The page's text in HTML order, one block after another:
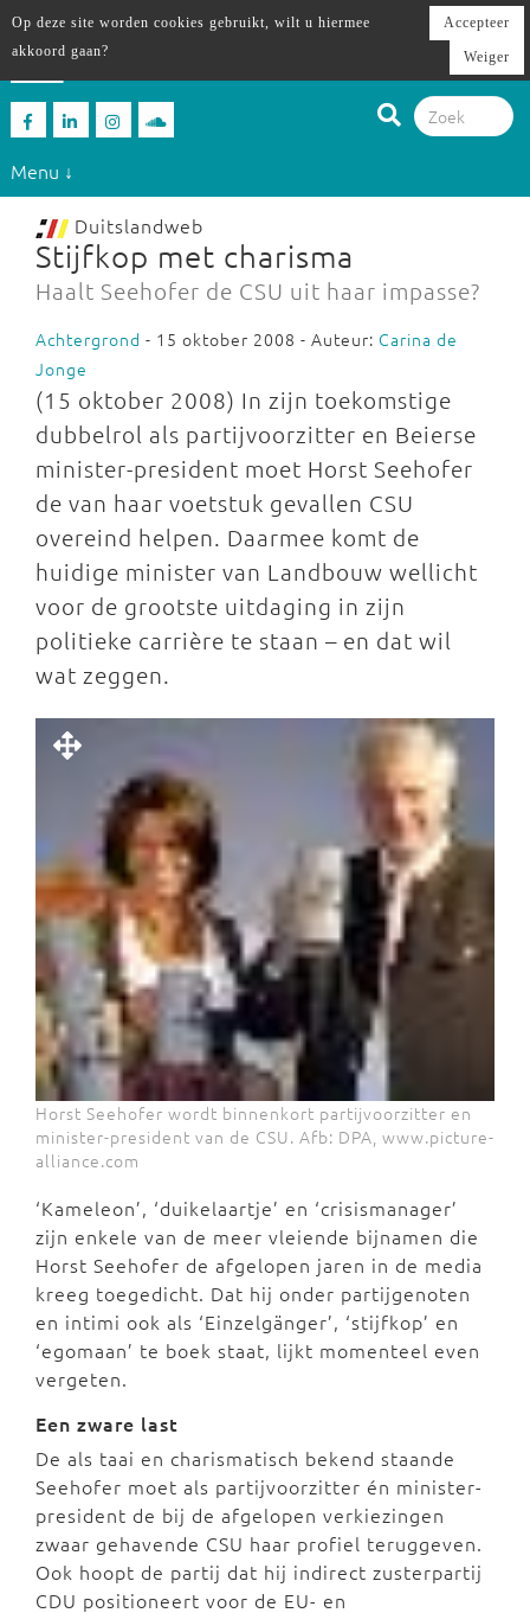
Menu ↓
Duitslandweb
Stijfkop met charisma
Haalt Seehofer de CSU uit haar impasse?
Achtergrond - 15 oktober 2008 - Auteur: Carina de
Jonge
(15 oktober 2008) In zijn toekomstige
dubbelrol als partijvoorzitter en Beierse
minister-president moet Horst Seehofer
de van haar voetstuk gevallen CSU
overeind helpen. Daarmee komt de
huidige minister van Landbouw wellicht
voor de grootste uitdaging in zijn
politieke carrière te staan – en dat wil
wat zeggen.
Horst Seehofer wordt binnenkort partijvoorzitter en
minister-president van de CSU. Afb: DPA, www.picture-
alliance.com
‘Kameleon’, ‘duikelaartje’ en ‘crisismanager’
zijn enkele van de meer vleiende bijnamen die
Horst Seehofer de afgelopen jaren in de media
kreeg toegedicht. Dat hij onder partijgenoten
en intimi ook als ‘Einzelgänger’, ‘stijfkop’ en
‘egomaan’ te boek staat, lijkt momenteel even
vergeten.
Een zware last
De als taai en charismatisch bekend staande
Seehofer moet als partijvoorzitter én minister-
president de bij de afgelopen verkiezingen
zwaar gehavende CSU haar profiel teruggeven.
Ook hoopt de partij dat hij indirect zusterpartij
CDU positioneert voor de EU- en
Op deze site worden cookies gebruikt, wilt u hiermee
akkoord gaan?
Accepteer
Weiger